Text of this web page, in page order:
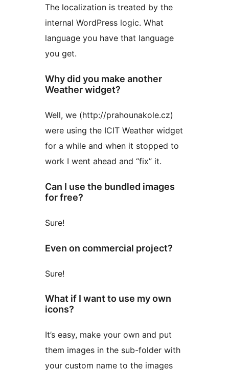
The localization is treated by the
internal WordPress logic. What
language you have that language
you get.
Why did you make another
Weather widget?
Well, we (http://prahounakole.cz)
were using the ICIT Weather widget
for a while and when it stopped to
work I went ahead and “fix” it.
Can I use the bundled images
for free?
Sure!
Even on commercial project?
Sure!
What if I want to use my own
icons?
It’s easy, make your own and put
them images in the sub-folder with
your custom name to the images